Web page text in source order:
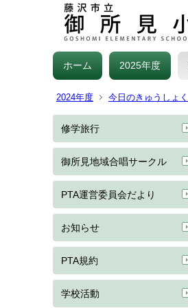
ホーム 2025年度
2024年度 今日のきゅうしょく
修学旅行
御所見地域合唱サークル
PTA運営委員会だより
お知らせ
PTA規約
学校活動